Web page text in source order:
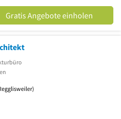
Gratis Angebote einholen